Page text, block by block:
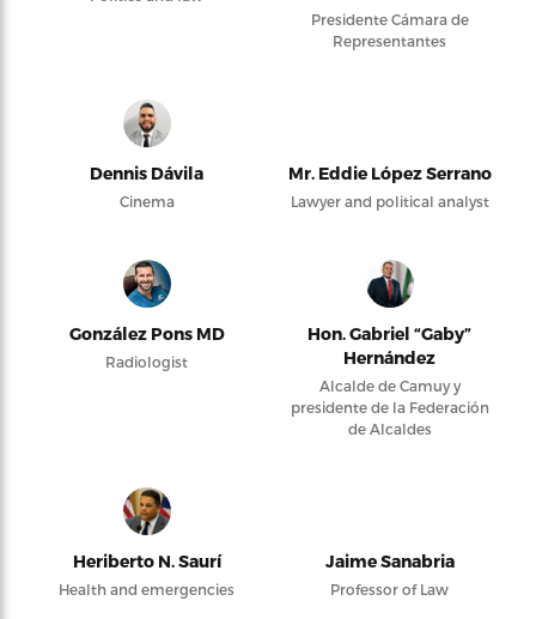
Presidente Cámara de
Representantes
Dennis Dávila
Cinema
Mr. Eddie López Serrano
Lawyer and political analyst
González Pons MD
Radiologist
Hon. Gabriel “Gaby”
Hernández
Alcalde de Camuy y
presidente de la Federación
de Alcaldes
Heriberto N. Saurí
Health and emergencies
Jaime Sanabria
Professor of Law